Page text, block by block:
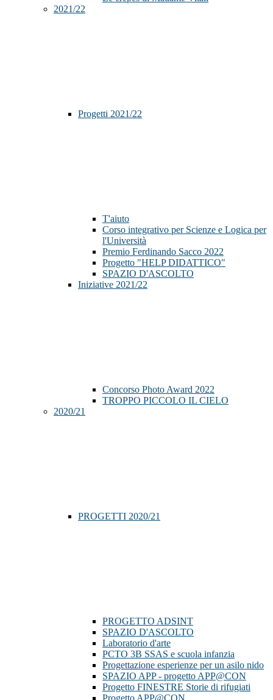
2021/22
Progetti 2021/22
T'aiuto
Corso integrativo per Scienze e Logica per
l'Università
Premio Ferdinando Sacco 2022
Progetto "HELP DIDATTICO"
SPAZIO D'ASCOLTO
Iniziative 2021/22
Concorso Photo Award 2022
TROPPO PICCOLO IL CIELO
2020/21
PROGETTI 2020/21
PROGETTO ADSINT
SPAZIO D'ASCOLTO
Laboratorio d'arte
PCTO 3B SSAS e scuola infanzia
Progettazione esperienze per un asilo nido
SPAZIO APP - progetto APP@CON
Progetto FINESTRE Storie di rifugiati